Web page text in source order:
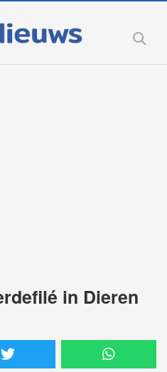
in Dieren